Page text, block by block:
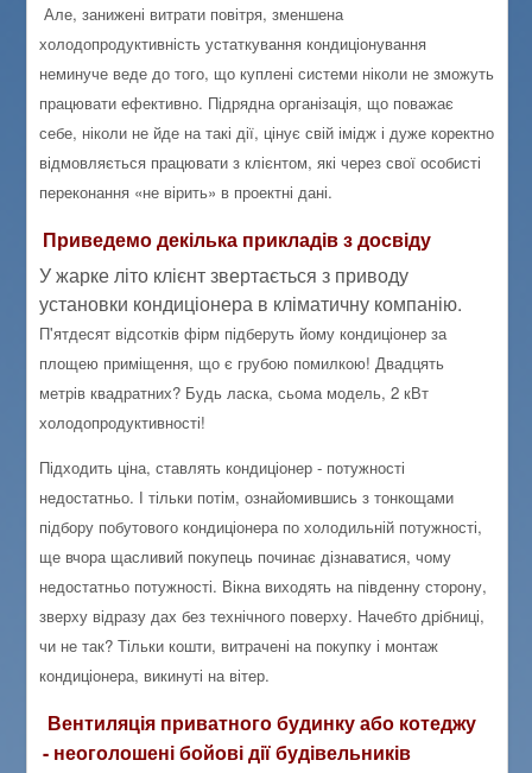
Але, занижені витрати повітря, зменшена
холодопродуктивність устаткування кондиціонування
неминуче веде до того, що куплені системи ніколи не зможуть
працювати ефективно. Підрядна організація, що поважає
себе, ніколи не йде на такі дії, цінує свій імідж і дуже коректно
відмовляється працювати з клієнтом, які через свої особисті
переконання «не вірить» в проектні дані.
Приведемо декілька прикладів з досвіду
У жарке літо клієнт звертається з приводу
установки кондиціонера в кліматичну компанію.
П'ятдесят відсотків фірм підберуть йому кондиціонер за
площею приміщення, що є грубою помилкою! Двадцять
метрів квадратних? Будь ласка, сьома модель, 2 кВт
холодопродуктивності!
Підходить ціна, ставлять кондиціонер - потужності
недостатньо. І тільки потім, ознайомившись з тонкощами
підбору побутового кондиціонера по холодильній потужності,
ще вчора щасливий покупець починає дізнаватися, чому
недостатньо потужності. Вікна виходять на південну сторону,
зверху відразу дах без технічного поверху. Начебто дрібниці,
чи не так? Тільки кошти, витрачені на покупку і монтаж
кондиціонера, викинуті на вітер.
Вентиляція приватного будинку або котеджу
- неоголошені бойові дії будівельників